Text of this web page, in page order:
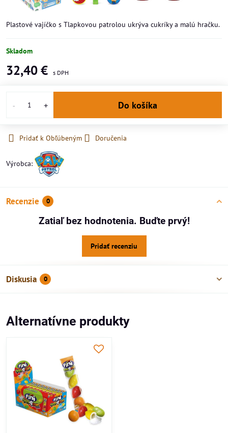
Plastové vajíčko s Tlapkovou patrolou ukrýva cukríky a malú hračku.
Skladom
32,40 €
Do košíka
Pridať k Obľúbeným Doručenia
Výrobca:
Recenzie 0
Zatiaľ bez hodnotenia. Buďte prvý!
Pridať recenziu
Diskusia 0
Alternatívne produkty